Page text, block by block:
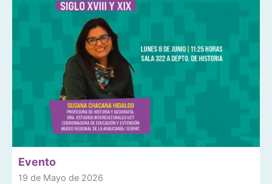
Evento
19 de Mayo de 2026